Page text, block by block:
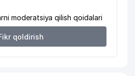
moderatsiya qilish qoidalari
qoldirish